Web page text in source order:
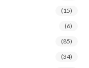
(15)
(6)
(85)
(34)